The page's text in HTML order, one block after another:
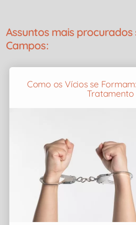
Assuntos mais
Campos:
Como os Vícios se
Tratamento